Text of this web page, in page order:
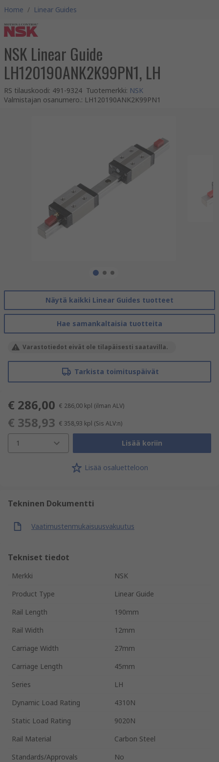
Home / Linear Guides
NSK Linear Guide
LH120190ANK2K99PN1, LH
RS tilauskoodi: 491-9324 Tuotemerkki: NSK
Valmistajan osanumero.: LH120190ANK2K99PN1
Näytä kaikki Linear Guides tuotteet
Hae samankaltaisia tuotteita
Varastotiedot eivät ole tilapäisesti saatavilla.
Tarkista toimituspäivät
€ 286,00 € 286,00 kpl (ilman ALV)
€ 358,93 € 358,93 kpl (Sis ALV:n)
1 Lisää koriin
Lisää osaluetteloon
Tekninen Dokumentti
Vaatimustenmukaisuusvakuutus
Tekniset tiedot
Merkki
NSK
Product Type
Linear Guide
Rail Length
190mm
Rail Width
12mm
Carriage Width
27mm
Carriage Length
45mm
Series
LH
Dynamic Load Rating
4310N
Static Load Rating
9020N
Rail Material
Carbon Steel
Standards/Approvals
No